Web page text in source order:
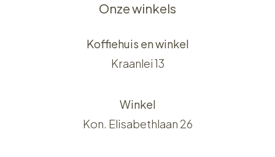
Onze winkels
Koffiehuis en winkel
Kraanlei 13
Winkel
Kon. Elisabethlaan 26